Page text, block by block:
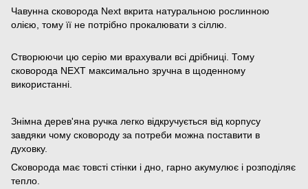
Чавунна сковорода Next вкрита натуральною рослинною
олією, тому її не потрібно прокалювати з сіллю.
Створюючи цю серію ми врахували всі дрібниці. Тому
сковорода NEXT максимально зручна в щоденному
використанні.
Знімна дерев'яна ручка легко відкручується від корпусу
завдяки чому сковороду за потреби можна поставити в
духовку.
Сковорода має товсті стінки і дно, гарно акумулює і розподіляє
тепло.